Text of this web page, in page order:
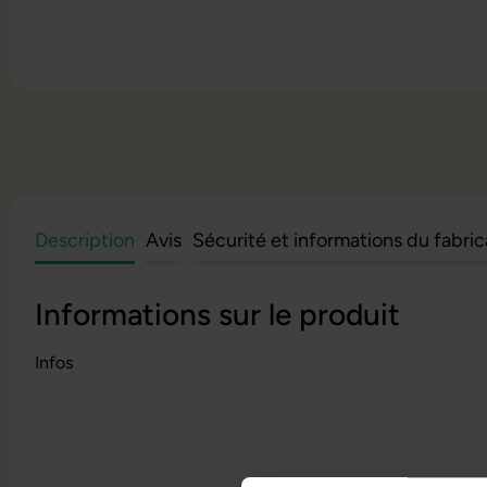
Description Avis Sécurité et informations du
Informations sur le produit
Infos